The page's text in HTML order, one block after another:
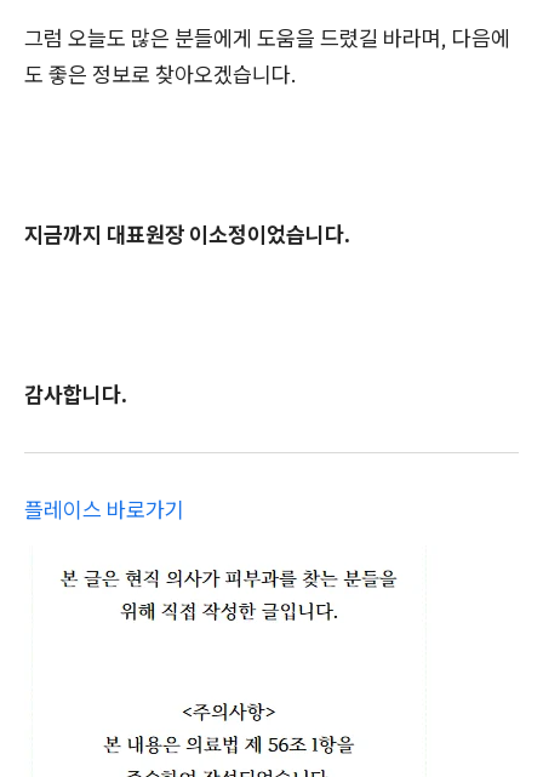
그럼 오늘도 많은 분들에게 도움을 드렸길 바라며, 다음에
도 좋은 정보로 찾아오겠습니다.
지금까지 대표원장 이소정이었습니다.
감사합니다.
플레이스 바로가기